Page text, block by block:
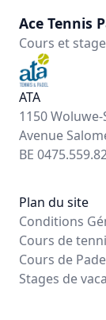
Ace Tennis
Cours et
ATA
1150
Avenue
BE
Plan du site
Conditions
Cours de
Cours de
Stages de